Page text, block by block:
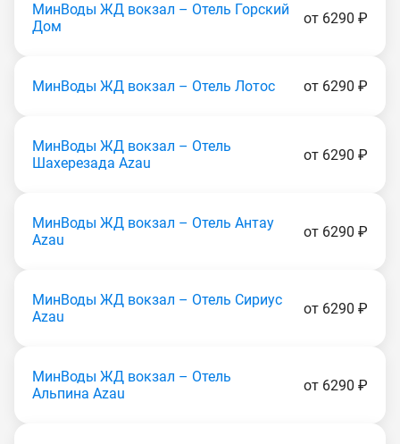
МинВоды ЖД вокзал – Отель Горский
Дом
от 6290 ₽
МинВоды ЖД вокзал – Отель Лотос от 6290 ₽
МинВоды ЖД вокзал – Отель
Шахерезада Аzаu
от 6290 ₽
МинВоды ЖД вокзал – Отель Антау
Аzаu
от 6290 ₽
МинВоды ЖД вокзал – Отель Сириус
Аzаu
от 6290 ₽
МинВоды ЖД вокзал – Отель
Альпина Аzаu
от 6290 ₽